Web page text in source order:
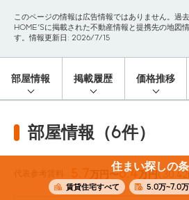
住まい探しの
賃貸住宅すべて 5.0万~7.0万
このページの情報は広告情報ではありません。過
HOME'Sに掲載された不動産情報と提携先の地図
す。情報更新日: 2026/7/15
部屋情報 掲載履歴 価格推移
部屋情報（6件）
5.7 万円〜6.4 万円